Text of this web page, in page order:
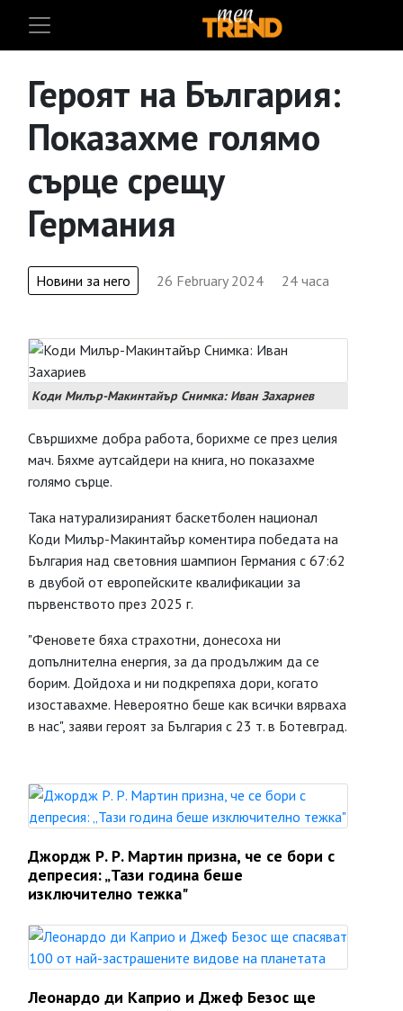
Героят на България:
Показахме голямо
сърце срещу
Германия
Новини за него 26 February 2024 24 часа
Коди Милър-Макинтайър Снимка: Иван Захариев
Свършихме добра работа, борихме се през целия
мач. Бяхме аутсайдери на книга, но показахме
голямо сърце.
Така натурализираният баскетболен национал
Коди Милър-Макинтайър коментира победата на
България над световния шампион Германия с 67:62
в двубой от европейските квалификации за
първенството през 2025 г.
"Феновете бяха страхотни, донесоха ни
допълнителна енергия, за да продължим да се
борим. Дойдоха и ни подкрепяха дори, когато
изоставахме. Невероятно беше как всички вярваха
в нас", заяви героят за България с 23 т. в Ботевград.
Джордж Р. Р. Мартин призна, че се бори с
депресия: „Тази година беше
изключително тежка"
Леонардо ди Каприо и Джеф Безос ще